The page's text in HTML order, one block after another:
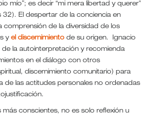
mío”; es decir “mi mera libertad y querer"
32). El despertar de la conciencia en
comprensión de la diversidad de los
y el discernimiento de su origen. Ignacio
de la autointerpretación y recomienda
en el diálogo con otros
discernimiento comunitario) para
de las actitudes personales no ordenadas
más conscientes, no es solo reflexión u